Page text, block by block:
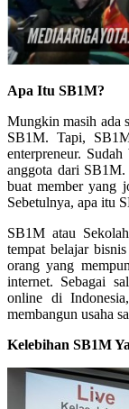
Apa Itu SB1M?
Mungkin masih ada
SB1M. Tapi,
enterpreneur.
anggota dari
buat member yang
Sebetulnya, apa itu
SB1M atau
tempat belajar
orang yang
internet. Sebagai
online di
membangun usaha
Kelebihan SB1M